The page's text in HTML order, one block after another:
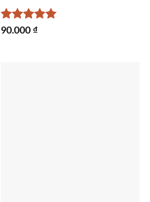
Được xếp
90.000₫